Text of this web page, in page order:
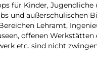
für Kinder,
und
Lehramt,
offenen Werkstätten
etc. sind nicht